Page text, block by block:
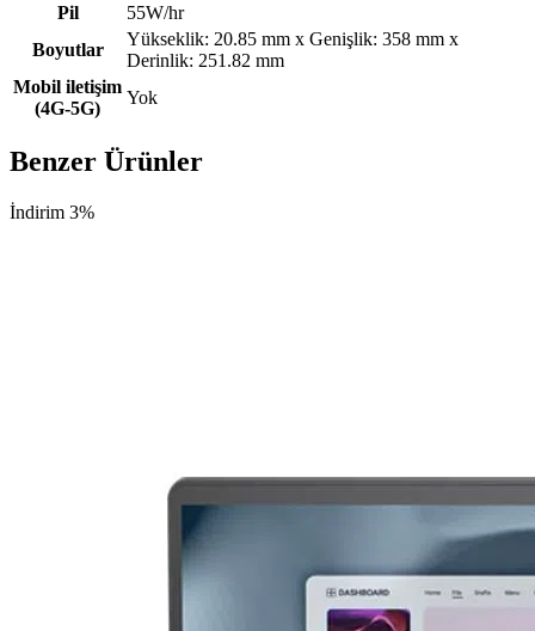
Pil
55W/hr
Boyutlar
Yükseklik: 20.85 mm x Genişlik: 358 mm x
Derinlik: 251.82 mm
Mobil iletişim
(4G-5G)
Yok
Benzer Ürünler
İndirim 3%